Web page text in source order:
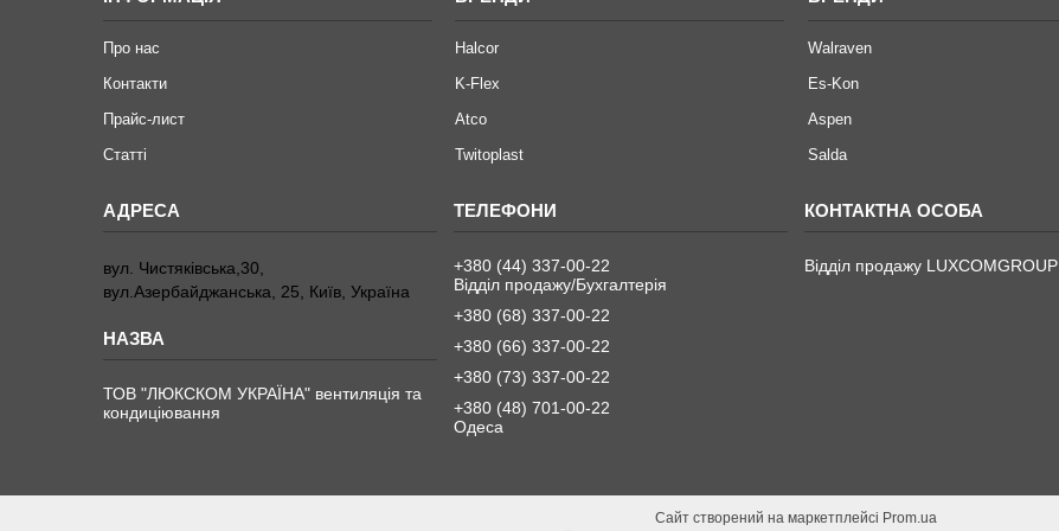
Про нас
Контакти
Прайс-лист
Статті
Halcor
K-Flex
Atco
Twitoplast
Walraven
Es-Kon
Aspen
Salda
вул. Чистяківська,30,
вул.Азербайджанська, 25, Київ, Україна
ТОВ "ЛЮКСКОМ УКРАЇНА" вентиляція та
кондиціювання
+380 (44) 337-00-22
Відділ продажу/Бухгалтерія
+380 (68) 337-00-22
+380 (66) 337-00-22
+380 (73) 337-00-22
+380 (48) 701-00-22
Одеса
Відділ продажу LUXCOMGROUP
Сайт створений на маркетплейсі Prom.ua